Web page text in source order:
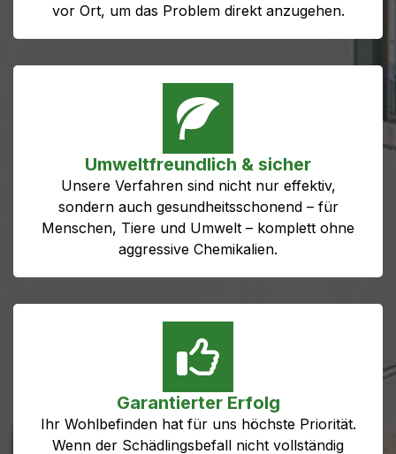
vor Ort, um das Problem direkt anzugehen.
Umweltfreundlich & sicher
Unsere Verfahren sind nicht nur effektiv,
sondern auch gesundheitsschonend – für
Menschen, Tiere und Umwelt – komplett ohne
aggressive Chemikalien.
Garantierter Erfolg
Ihr Wohlbefinden hat für uns höchste Priorität.
Wenn der Schädlingsbefall nicht vollständig